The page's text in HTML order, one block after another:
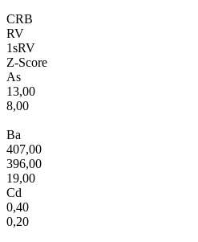
CRB
RV
1sRV
Z-Score
As
13,00
8,00
Ba
407,00
396,00
19,00
Cd
0,40
0,20